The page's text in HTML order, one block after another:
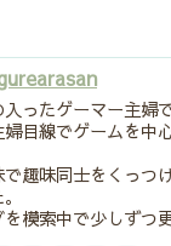
ったゲーマー主婦で
目線でゲームを中
で趣味同士をくっつ
模索中で少しずつ